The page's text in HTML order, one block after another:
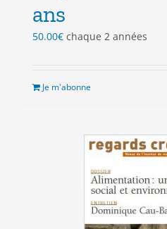
ans
50.00€ chaque 2 années
Je m'abonne